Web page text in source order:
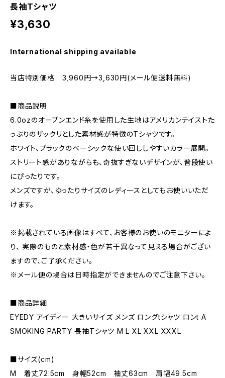
長袖Tシャツ
¥3,630
International shipping available
当店特別価格 3,960円→3,630円(メール便送料無料)
■商品説明
6.0ozのオープンエンド糸を使用した生地はアメリカンテイストた
っぷりのザックリとした素材感が特徴のTシャツです。
ホワイト、ブラックのベーシックな使い回ししやすいカラー展開。
ストリート感がありながらも、奇抜すぎないデザインが、普段使い
にぴったりです。
メンズですが、ゆったりサイズのレディースとしてもお使いいただ
けます。
※掲載されている画像はすべて、お客様のお使いのモニターによ
り、 実際のものと素材感・色が若干異なって見える場合がござい
ますので、ご了承ください。
※メール便の場合は日時指定ができませんのでご注意下さい。
■商品詳細
EYEDY アイディー 大きいサイズ メンズ ロングtシャツ ロンt A
SMOKING PARTY 長袖Tシャツ M L XL XXL XXXL
■サイズ(cm)
M 着丈72.5cm 身幅52cm 袖丈63cm 肩幅49.5cm